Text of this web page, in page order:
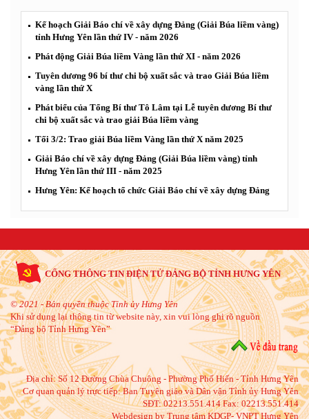
Kế hoạch Giải Báo chí về xây dựng Đảng (Giải Búa liềm vàng)
tỉnh Hưng Yên lần thứ IV - năm 2026
Phát động Giải Búa liềm Vàng lần thứ XI - năm 2026
Tuyên dương 96 bí thư chi bộ xuất sắc và trao Giải Búa liềm
vàng lần thứ X
Phát biểu của Tổng Bí thư Tô Lâm tại Lễ tuyên dương Bí thư
chi bộ xuất sắc và trao giải Búa liềm vàng
Tối 3/2: Trao giải Búa liềm Vàng lần thứ X năm 2025
Giải Báo chí về xây dựng Đảng (Giải Búa liềm vàng) tỉnh
Hưng Yên lần thứ III - năm 2025
Hưng Yên: Kế hoạch tổ chức Giải Báo chí về xây dựng Đảng
CỔNG THÔNG TIN ĐIỆN TỬ ĐẢNG BỘ TỈNH HƯNG YÊN
© 2021 - Bản quyền thuộc Tỉnh ủy Hưng Yên
Khi sử dụng lại thông tin từ website này, xin vui lòng ghi rõ nguồn
“Đảng bộ Tỉnh Hưng Yên”
Địa chỉ:Số 12 Đường Chùa Chuông - Phường Phố Hiến - Tỉnh Hưng Yên
Cơ quan quản lý trực tiếp: Ban Tuyên giáo và Dân vận Tỉnh ủy Hưng Yên
SĐT: 02213.551.414 Fax: 02213.551.414
Webdesign by Trung tâm KDGP- VNPT Hưng Yên